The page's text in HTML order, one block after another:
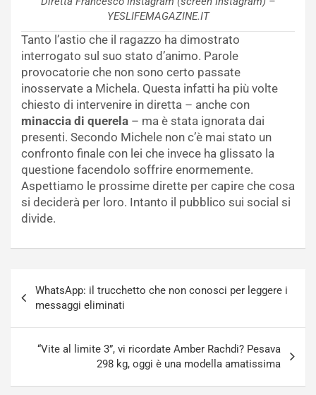
YESLIFEMAGAZINE.IT
Tanto l’astio che il ragazzo ha dimostrato
interrogato sul suo stato d’animo. Parole
provocatorie che non sono certo passate
inosservate a Michela. Questa infatti ha più volte
chiesto di intervenire in diretta – anche con
minaccia di querela – ma è stata ignorata dai
presenti. Secondo Michele non c’è mai stato un
confronto finale con lei che invece ha glissato la
questione facendolo soffrire enormemente.
Aspettiamo le prossime dirette per capire che cosa
si deciderà per loro. Intanto il pubblico sui social si
divide.
articoli
WhatsApp: il trucchetto che non conosci per leggere i
messaggi eliminati
“Vite al limite 3”, vi ricordate Amber Rachdi? Pesava
298 kg, oggi è una modella amatissima